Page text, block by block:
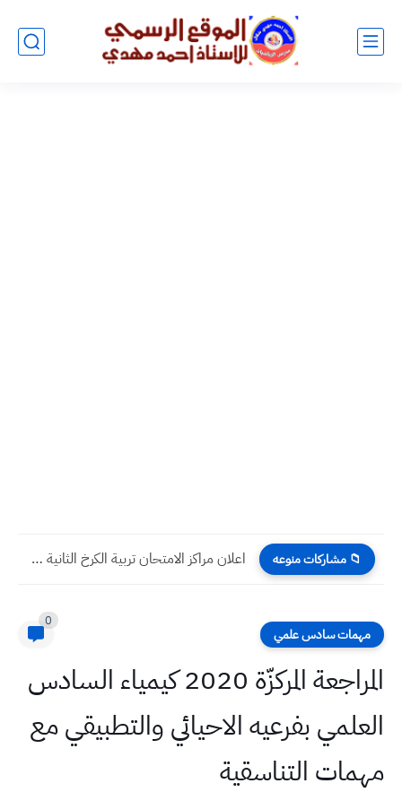
📁 مشاركات منوعه اعلان مراكز الامتحان تربية الكرخ الثانية جميع الصفوف التمهيدي 2025
مهمات سادس علمي
0
المراجعة المركزّة 2020 كيمياء السادس
العلمي بفرعيه الاحيائي والتطبيقي مع
مهمات التناسقية